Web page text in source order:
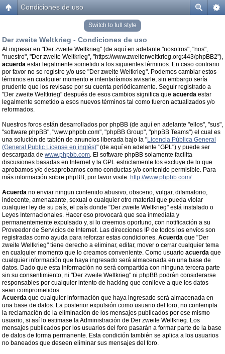
Condiciones de uso
Switch to full style
Der zweite Weltkrieg - Condiciones de uso
Al ingresar en "Der zweite Weltkrieg" (de aquí en adelante "nosotros", "nos",
"nuestro", "Der zweite Weltkrieg", "https://www.zweiterweltkrieg.org:443/phpBB2"),
acuerda estar legalmente sometido a los siguientes términos. En caso contrario
por favor no se registre y/o use "Der zweite Weltkrieg". Podemos cambiar estos
términos en cualquier momento e intentaríamos avisarle, sin embargo sería
prudente que los revisase por su cuenta periódicamente. Seguir registrado a
"Der zweite Weltkrieg" después de esos cambios significa que acuerda estar
legalmente sometido a esos nuevos términos tal como fueron actualizados y/o
reformados.
Nuestros foros están desarrollados por phpBB (de aquí en adelante "ellos", "sus",
"software phpBB", "www.phpbb.com", "phpBB Group", "phpBB Teams") el cual es
una solución de tablón de anuncios liberada bajo la "Licencia Pública General
(General Public License en inglés)" (de aquí en adelante "GPL") y puede ser
descargada de www.phpbb.com. El software phpBB solamente facilita
discusiones basadas en Internet y la GPL estrictamente los excluye de lo que
aprobamos y/o desaprobamos como conductas y/o contenido permisible. Para
más información sobre phpBB, por favor visite: http://www.phpbb.com/.
Acuerda no enviar ningun contenido abusivo, obsceno, vulgar, difamatorio,
indecente, amenazante, sexual o cualquier otro material que pueda violar
cualquier ley de su país, el país donde "Der zweite Weltkrieg" está instalado o
Leyes Internacionales. Hacer eso provocará que sea inmediata y
permanentemente expulsado y, si lo creemos oportuno, con notificación a su
Proveedor de Servicios de Internet. Las direcciones IP de todos los envíos son
registradas como ayuda para reforzar estas condiciones. Acuerda que "Der
zweite Weltkrieg" tiene derecho a eliminar, editar, mover o cerrar cualquier tema
en cualquier momento que lo creamos conveniente. Como usuario acuerda que
cualquier información que haya ingresado será almacenada en una base de
datos. Dado que esta información no será compartida con ninguna tercera parte
sin su consentimiento, ni "Der zweite Weltkrieg" ni phpBB podrán considerarse
responsables por cualquier intento de hacking que conlleve a que los datos
sean comprometidos.
Acuerda que cualquier información que haya ingresado será almacenada en
una base de datos. La posterior expulsión como usuario del foro, no contempla
la reclamación de la eliminación de los mensajes publicados por ese mismo
usuario, si así lo estimase la Administración de Der zweite Weltkrieg. Los
mensajes publicados por los usuarios del foro pasarán a formar parte de la base
de datos de forma permanente. Esta condición también se aplica a los usuarios
no baneados que deseen eliminar sus mensajes del foro.